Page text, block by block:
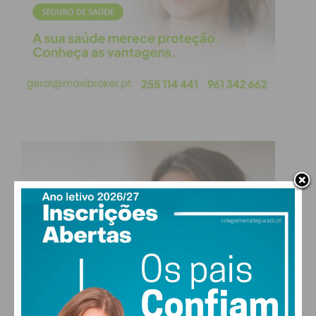
escrevendo mais uns discursos para entreter o zé,
antes e após qualquer funeral de um qualquer vilão
que viveu de arranjinhos amigáveis e dos
confortável cadeira, assim que o anterior partiu por
A conclusão última, é a de que se queres ser ouvido
e falado, vivo ou morto, terás que pertencer a uma
seita engravatada que dê espetáculo ou nele entre
mesmo que não faças nada de jeito para a
posteridade e muito paleio hábil.
De pé apenas se manterá a suspeita de tanta
solidariedade, como é sabido e prática deste “mui
nobre, justo e leal país”. Mas disto Eduardo